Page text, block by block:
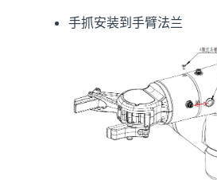
手抓安装到手臂法兰